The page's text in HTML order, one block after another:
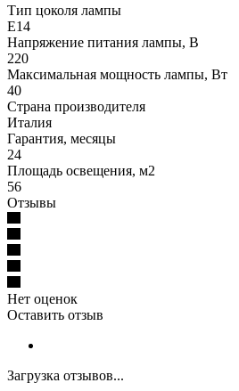
Тип цоколя лампы
E14
Напряжение питания лампы, В
220
Максимальная мощность лампы, Вт
40
Страна производителя
Италия
Гарантия, месяцы
24
Площадь освещения, м2
56
Отзывы
Нет оценок
Оставить отзыв
Загрузка отзывов...